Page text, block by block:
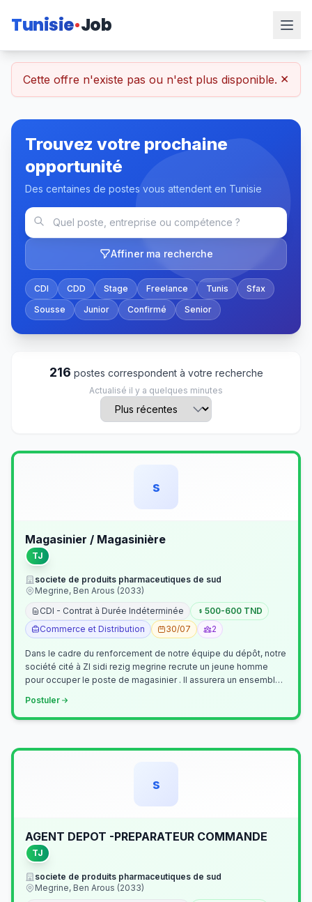
Tunisie Job
Cette offre n'existe pas ou n'est plus disponible. ×
Trouvez votre prochaine
opportunité
Des centaines de postes vous attendent en Tunisie
Affiner ma recherche
CDI CDD Stage Freelance Tunis
Sfax
Sousse
Junior Confirmé Senior
216 postes correspondent à votre recherche
Actualisé il y a quelques minutes
s
Magasinier / Magasinière
TJ
societe de produits pharmaceutiques de sud
Megrine, Ben Arous (2033)
CDI - Contrat à Durée Indéterminée
500-600 TND
Commerce et Distribution
30/07 2
Dans le cadre du renforcement de notre équipe du dépôt, notre
société cité à ZI sidi rezig megrine recrute un jeune homme
pour occuper le poste de magasinier . Il assurera un ensemble
Postuler
s
AGENT DEPOT -PREPARATEUR COMMANDE
TJ
societe de produits pharmaceutiques de sud
Megrine, Ben Arous (2033)